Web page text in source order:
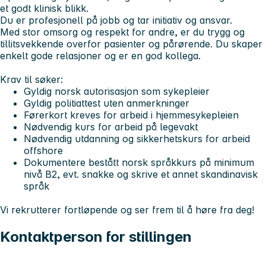
et godt klinisk blikk.
Du er profesjonell på jobb og tar initiativ og ansvar.
Med stor omsorg og respekt for andre, er du trygg og
tillitsvekkende overfor pasienter og pårørende. Du skaper
enkelt gode relasjoner og er en god kollega.
Krav til søker:
Gyldig norsk autorisasjon som sykepleier
Gyldig politiattest uten anmerkninger
Førerkort kreves for arbeid i hjemmesykepleien
Nødvendig kurs for arbeid på legevakt
Nødvendig utdanning og sikkerhetskurs for arbeid
offshore
Dokumentere bestått norsk språkkurs på minimum
nivå B2, evt. snakke og skrive et annet skandinavisk
språk
Vi rekrutterer fortløpende og ser frem til å høre fra deg!
Kontaktperson for stillingen